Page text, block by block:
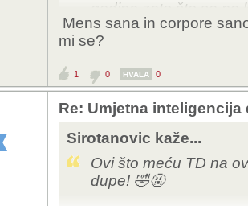
godina zato što se
generacije nisu bile
se ne igraju s
svojom nekom idejom
služe UI.
Jeste istina ima ih
"poluretardiranih",
mene.
Mens sana in corpore
mi se?
1 0 HVALA 0
Re: Umjetna
Sirotanovic kaže...
Ovi što meću TD na
dupe! 🤣🤬